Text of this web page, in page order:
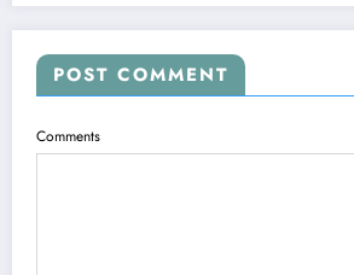
POST COMMENT
Comments